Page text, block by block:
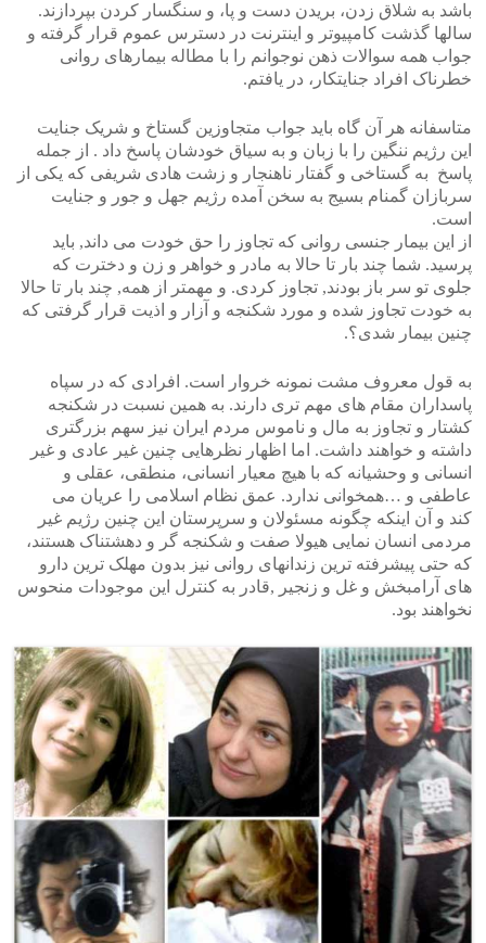
باشد به شلاق زدن، بریدن دست و پا، و سنگسار کردن بپردازند.
سالها گذشت کامپیوتر و اینترنت در دسترس عموم قرار گرفته و
جواب همه سوالات ذهن نوجوانم را با مطاله بیمارهای روانی
خطرناک افراد جنایتکار، در یافتم.
متاسفانه هر آن گاه باید جواب متجاوزین گستاخ و شریک جنایت
این رژیم ننگین را با زبان و به سیاق خودشان پاسخ داد . از جمله
پاسخ به گستاخی و گفتار ناهنجار و زشت هادی شریفی که یکی از
سربازان گمنام بسیج به سخن آمده رژیم جهل و جور و جنایت
است.
از این بیمار جنسی روانی که تجاوز را حق خودت می داند, باید
پرسید. شما چند بار تا حالا به مادر و خواهر و زن و دخترت که
جلوی تو سر باز بودند, تجاوز کردی. و مهمتر از همه, چند بار تا حالا
به خودت تجاوز شده و مورد شکنجه و آزار و اذیت قرار گرفتی که
چنین بیمار شدی؟.
به قول معروف مشت نمونه خروار است. افرادی که در سپاه
پاسداران مقام های مهم تری دارند. به همین نسبت در شکنجه
کشتار و تجاوز به مال و ناموس مردم ایران نیز سهم بزرگتری
داشته و خواهند داشت. اما اظهار نظرهایی چنین غیر عادی و غیر
انسانی و وحشیانه که با هیچ معیار انسانی، منطقی، عقلی و
عاطفی و …همخوانی ندارد. عمق نظام اسلامی را عریان می
کند و آن اینکه چگونه مسئولان و سرپرستان این چنین رژیم غیر
مردمی انسان نمایی هیولا صفت و شکنجه گر و دهشتناک هستند،
که حتی پیشرفته ترین زندانهای روانی نیز بدون مهلک ترین دارو
های آرامبخش و غل و زنجیر ,قادر به کنترل این موجودات منحوس
نخواهند بود.